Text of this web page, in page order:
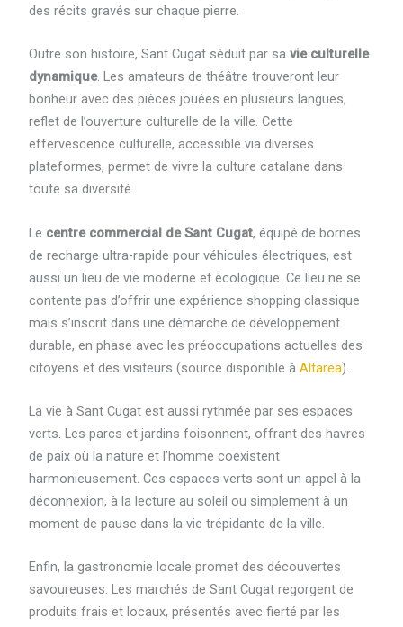
des récits gravés sur chaque pierre.
Outre son histoire, Sant Cugat séduit par sa vie culturelle
dynamique. Les amateurs de théâtre trouveront leur
bonheur avec des pièces jouées en plusieurs langues,
reflet de l’ouverture culturelle de la ville. Cette
effervescence culturelle, accessible via diverses
plateformes, permet de vivre la culture catalane dans
toute sa diversité.
Le centre commercial de Sant Cugat, équipé de bornes
de recharge ultra-rapide pour véhicules électriques, est
aussi un lieu de vie moderne et écologique. Ce lieu ne se
contente pas d’offrir une expérience shopping classique
mais s’inscrit dans une démarche de développement
durable, en phase avec les préoccupations actuelles des
citoyens et des visiteurs (source disponible à Altarea).
La vie à Sant Cugat est aussi rythmée par ses espaces
verts. Les parcs et jardins foisonnent, offrant des havres
de paix où la nature et l’homme coexistent
harmonieusement. Ces espaces verts sont un appel à la
déconnexion, à la lecture au soleil ou simplement à un
moment de pause dans la vie trépidante de la ville.
Enfin, la gastronomie locale promet des découvertes
savoureuses. Les marchés de Sant Cugat regorgent de
produits frais et locaux, présentés avec fierté par les